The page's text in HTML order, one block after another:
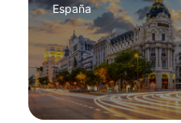
España